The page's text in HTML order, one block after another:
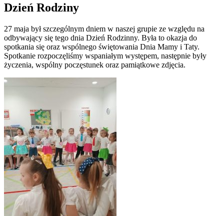
Dzień Rodziny
27 maja był szczególnym dniem w naszej grupie ze względu na
odbywający się tego dnia Dzień Rodzinny. Była to okazja do
spotkania się oraz wspólnego świętowania Dnia Mamy i Taty.
Spotkanie rozpoczęliśmy wspaniałym występem, następnie były
życzenia, wspólny poczęstunek oraz pamiątkowe zdjęcia.